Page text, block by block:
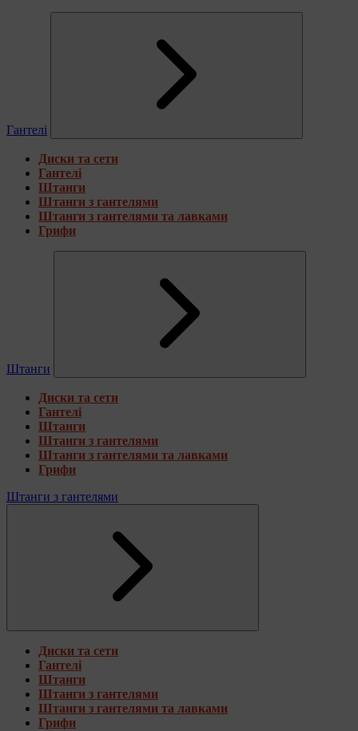
Гантелі
Диски та сети
Гантелі
Штанги
Штанги з гантелями
Штанги з гантелями та лавками
Грифи
Штанги
Диски та сети
Гантелі
Штанги
Штанги з гантелями
Штанги з гантелями та лавками
Грифи
Штанги з гантелями
Диски та сети
Гантелі
Штанги
Штанги з гантелями
Штанги з гантелями та лавками
Грифи